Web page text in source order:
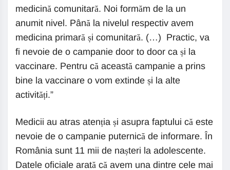
medicină comunitară. Noi formăm de la un
anumit nivel. Până la nivelul respectiv avem
medicina primară și comunitară. (…) Practic, va
fi nevoie de o campanie door to door ca și la
vaccinare. Pentru că această campanie a prins
bine la vaccinare o vom extinde și la alte
activități.”
Medicii au atras atenția și asupra faptului că este
nevoie de o campanie puternică de informare. În
România sunt 11 mii de nașteri la adolescente.
Datele oficiale arată că avem una dintre cele mai